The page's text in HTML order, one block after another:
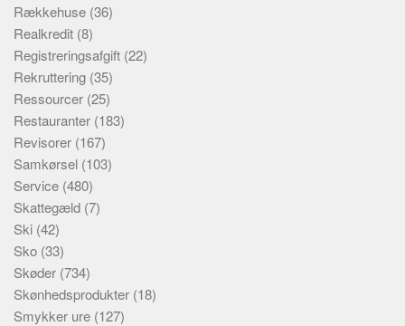
Rækkehuse (36)
Realkredit (8)
Registreringsafgift (22)
Rekruttering (35)
Ressourcer (25)
Restauranter (183)
Revisorer (167)
Samkørsel (103)
Service (480)
Skattegæld (7)
Ski (42)
Sko (33)
Skøder (734)
Skønhedsprodukter (18)
Smykker ure (127)